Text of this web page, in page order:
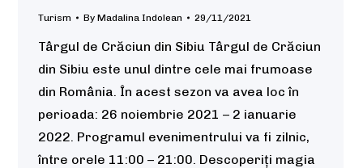
Turism ByMadalina Indolean 29/11/2021
Târgul de Crăciun din Sibiu Târgul de Crăciun
din Sibiu este unul dintre cele mai frumoase
din România. În acest sezon va avea loc în
perioada: 26 noiembrie 2021 – 2 ianuarie
2022. Programul evenimentrului va fi zilnic,
între orele 11:00 – 21:00. Descoperiți magia